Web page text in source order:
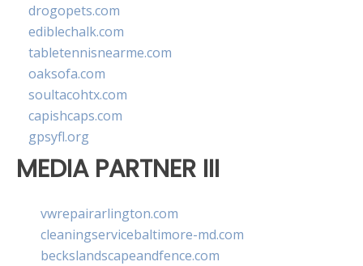
drogopets.com
ediblechalk.com
tabletennisnearme.com
oaksofa.com
soultacohtx.com
capishcaps.com
gpsyfl.org
MEDIA PARTNER III
vwrepairarlington.com
cleaningservicebaltimore-md.com
beckslandscapeandfence.com